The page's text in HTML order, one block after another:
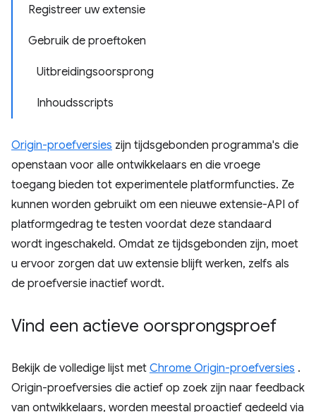
Registreer uw extensie
Gebruik de proeftoken
Uitbreidingsoorsprong
Inhoudsscripts
Origin-proefversies zijn tijdsgebonden programma's die
openstaan ​​voor alle ontwikkelaars en die vroege
toegang bieden tot experimentele platformfuncties. Ze
kunnen worden gebruikt om een ​​nieuwe extensie-API of
platformgedrag te testen voordat deze standaard
wordt ingeschakeld. Omdat ze tijdsgebonden zijn, moet
u ervoor zorgen dat uw extensie blijft werken, zelfs als
de proefversie inactief wordt.
Vind een actieve oorsprongsproef
Bekijk de volledige lijst met Chrome Origin-proefversies .
Origin-proefversies die actief op zoek zijn naar feedback
van ontwikkelaars, worden meestal proactief gedeeld via